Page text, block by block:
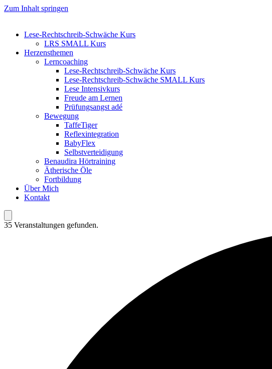
Zum Inhalt springen
Lese-Rechtschreib-Schwäche Kurs
LRS SMALL Kurs
Herzensthemen
Lerncoaching
Lese-Rechtschreib-Schwäche Kurs
Lese-Rechtschreib-Schwäche SMALL Kurs
Lese Intensivkurs
Freude am Lernen
Prüfungsangst adé
Bewegung
TaffeTiger
Reflexintegration
BabyFlex
Selbstverteidigung
Benaudira Hörtraining
Ätherische Öle
Fortbildung
Über Mich
Kontakt
35 Veranstaltungen gefunden.